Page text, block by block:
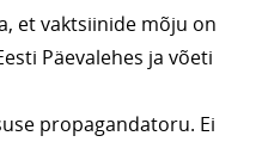
et vaktsiinide mõju on
Päevalehes ja võeti
propagandatoru. Ei